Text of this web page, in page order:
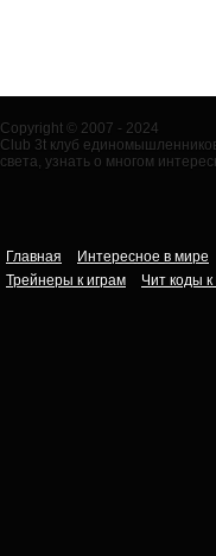
Copyright © 2007 - 2024
Club 3t клуб
света, узнать о многом
Главная Интересное в мире
Трейнеры к играм
Чит коды к